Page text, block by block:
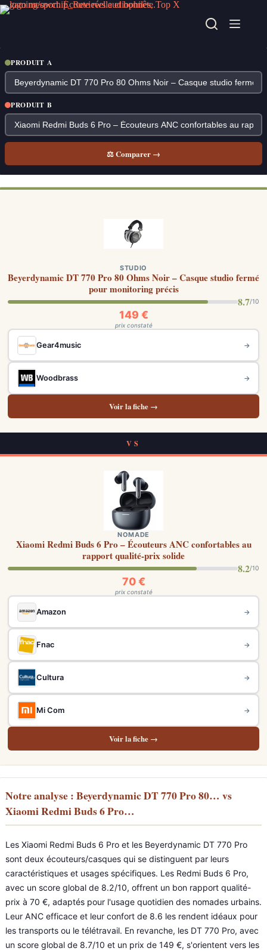
Passer
au
PRODUIT A
PRODUIT B
⚖ Comparer →
STUDIO
Beyerdynamic DT 770 Pro 80 Ohms Noir – Casque studio fermé
pour monitoring précis
8.7/10
149 €
prix constaté
Gear4music →
Woodbrass →
Voir la fiche →
VS
NOMADE
Xiaomi Redmi Buds 6 Pro – Écouteurs ANC confortables au
rapport qualité-prix solide
8.2/10
70 €
prix constaté
Amazon →
Fnac →
Cultura →
Mi Com →
Voir la fiche →
Notre analyse : Beyerdynamic DT 770 Pro 80… vs
Xiaomi Redmi Buds 6 Pro…
Les Xiaomi Redmi Buds 6 Pro et les Beyerdynamic DT 770 Pro
sont deux écouteurs/casques qui se distinguent par leurs
caractéristiques et usages spécifiques. Les Redmi Buds 6 Pro,
avec un score global de 8.2/10, offrent un bon rapport qualité-
prix à 70 €, adaptés pour l'usage quotidien des nomades urbains.
Leur ANC efficace et leur confort de 8.6 les rendent idéaux pour
les transports ou le télétravail. En revanche, les DT 770 Pro, avec
un score global de 8.7/10 et un prix de 149 €, s'orientent vers les